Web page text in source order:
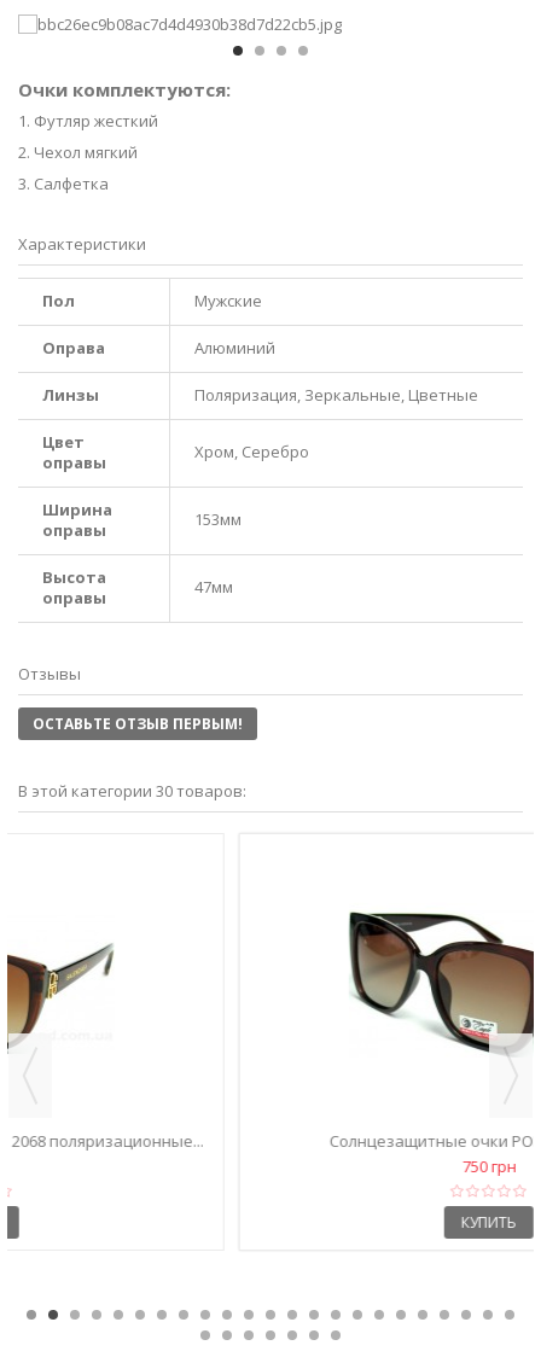
Очки комплектуются:
1. Футляр жесткий
2. Чехол мягкий
3. Салфетка
Характеристики
Пол Мужские
Оправа Алюминий
Линзы Поляризация, Зеркальные, Цветные
Цвет
оправы
Хром, Серебро
Ширина
оправы
153мм
Высота
оправы
47мм
Отзывы
ОСТАВЬТЕ ОТЗЫВ ПЕРВЫМ!
В этой категории 30 товаров:
Солнцезащитные очки POLAR Eagle 05012